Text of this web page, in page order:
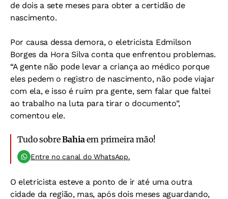
de dois a sete meses para obter a certidão de
nascimento.
Por causa dessa demora, o eletricista Edmilson
Borges da Hora Silva conta que enfrentou problemas.
“A gente não pode levar a criança ao médico porque
eles pedem o registro de nascimento, não pode viajar
com ela, e isso é ruim pra gente, sem falar que faltei
ao trabalho na luta para tirar o documento”,
comentou ele.
Tudo sobreBahiaem primeira mão!
Entre no canal do WhatsApp.
O eletricista esteve a ponto de ir até uma outra
cidade da região, mas, após dois meses aguardando,